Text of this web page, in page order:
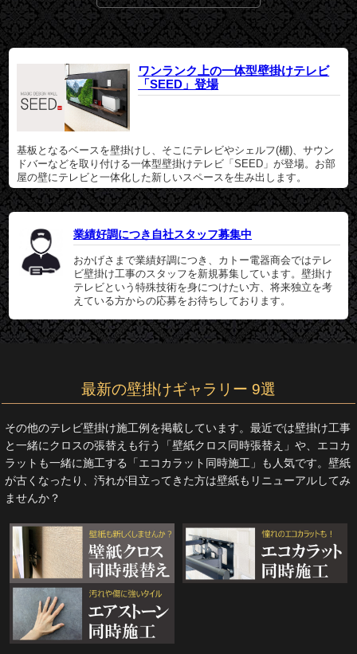
ワンランク上の一体型壁掛けテレビ
「SEED」登場
基板となるベースを壁掛けし、そこにテレビやシェルフ(棚)、サウン
ドバーなどを取り付ける一体型壁掛けテレビ「SEED」が登場。お部
屋の壁にテレビと一体化した新しいスペースを生み出します。
業績好調につき自社スタッフ募集中
おかげさまで業績好調につき、カトー電器商会ではテレ
ビ壁掛け工事のスタッフを新規募集しています。壁掛け
テレビという特殊技術を身につけたい方、将来独立を考
えている方からの応募をお待ちしております。
最新の壁掛けギャラリー 9選
その他のテレビ壁掛け施工例を掲載しています。最近では壁掛け工事
と一緒にクロスの張替えも行う「壁紙クロス同時張替え」や、エコカ
ラットも一緒に施工する「エコカラット同時施工」も人気です。壁紙
が古くなったり、汚れが目立ってきた方は壁紙もリニューアルしてみ
ませんか？